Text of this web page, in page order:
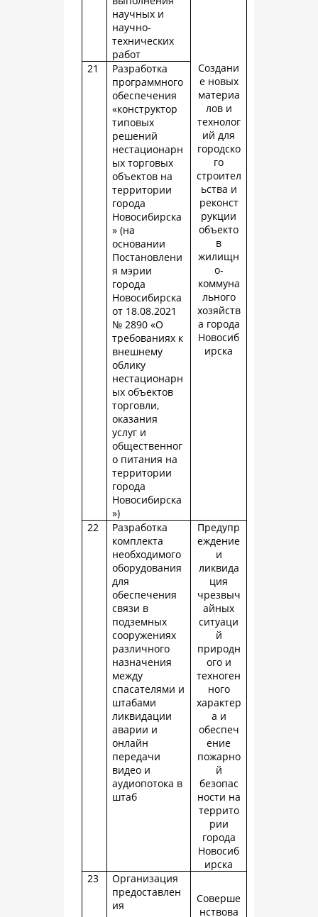
научных и
научно-
технических
работ
Создани
е новых
материа
лов и
технолог
ий для
городско
го
строител
ьства и
реконст
рукции
объекто
в
жилищн
о-
коммуна
льного
хозяйств
а города
Новосиб
ирска
21
Разработка
программного
обеспечения
«конструктор
типовых
решений
нестационарн
ых торговых
объектов на
территории
города
Новосибирска
» (на
основании
Постановлени
я мэрии
города
Новосибирска
от 18.08.2021
№ 2890 «О
требованиях к
внешнему
облику
нестационарн
ых объектов
торговли,
оказания
услуг и
общественног
о питания на
территории
города
Новосибирска
»)
22
Разработка
комплекта
необходимого
оборудования
для
обеспечения
связи в
подземных
сооружениях
различного
назначения
между
спасателями и
штабами
ликвидации
аварии и
онлайн
передачи
видео и
аудиопотока в
штаб
Предупр
еждение
и
ликвида
ция
чрезвыч
айных
ситуаци
й
природн
ого и
техноген
ного
характер
а и
обеспеч
ение
пожарно
й
безопас
ности на
террито
рии
города
Новосиб
ирска
23
Организация
предоставлен
ия
Соверше
нствова